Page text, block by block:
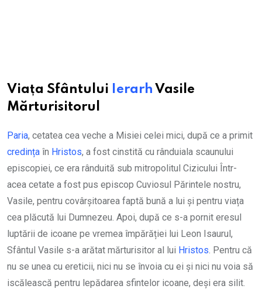
Viața Sfântului Ierarh Vasile
Mărturisitorul
Paria, cetatea cea veche a Misiei celei mici, după ce a primit
credința în Hristos, a fost cinstită cu rânduiala scaunului
episcopiei, ce era rânduită sub mitropolitul Cizicului Într-
acea cetate a fost pus episcop Cuviosul Părintele nostru,
Vasile, pentru covârșitoarea faptă bună a lui și pentru viața
cea plăcută lui Dumnezeu. Apoi, după ce s-a pornit eresul
luptării de icoane pe vremea împărăției lui Leon Isaurul,
Sfântul Vasile s-a arătat mărturisitor al lui Hristos. Pentru că
nu se unea cu ereticii, nici nu se învoia cu ei și nici nu voia să
iscălească pentru lepădarea sfintelor icoane, deși era silit.